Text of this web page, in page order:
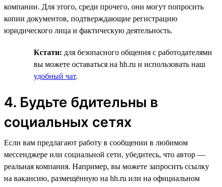
компании. Для этого, среди прочего, они могут попросить
копии документов, подтверждающие регистрацию
юридического лица и фактическую деятельность.
Кстати: для безопасного общения с работодателями
вы можете оставаться на hh.ru и использовать наш
удобный чат.
4. Будьте бдительны в
социальных сетях
Если вам предлагают работу в сообщении в любимом
мессенджере или социальной сети, убедитесь, что автор —
реальная компания. Например, вы можете запросить ссылку
на вакансию, размещённую на hh.ru или на официальном